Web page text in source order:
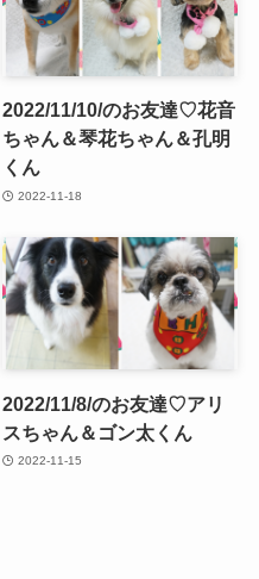
2022/11/10/のお友達♡花音
ちゃん＆琴花ちゃん＆孔明
くん
2022-11-18
2022/11/8/のお友達♡アリ
スちゃん＆ゴン太くん
2022-11-15